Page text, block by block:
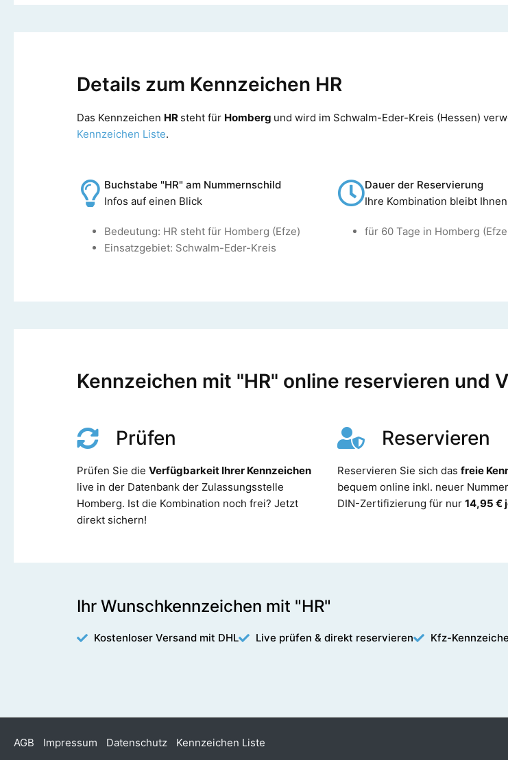
Details zum Kennzeichen HR
Das Kennzeichen HR steht für Homberg und wird im Schwalm-Eder-Kreis (Hessen)
Kennzeichen Liste.
Buchstabe "HR" am Nummernschild
Infos auf einen Blick
Bedeutung: HR steht für Homberg (Efze)
Einsatzgebiet: Schwalm-Eder-Kreis
Dauer der Reservierung
Ihre Kombination bleibt
für 60 Tage in Homberg
Kennzeichen mit "HR" online reservieren und
Prüfen
Prüfen Sie die Verfügbarkeit Ihrer Kennzeichen
live in der Datenbank der Zulassungsstelle
Homberg. Ist die Kombination noch frei? Jetzt
direkt sichern!
Reservieren
Reservieren Sie sich das freie
bequem online inkl. neuer
DIN-Zertifizierung für nur 14,95 €
Ihr Wunschkennzeichen mit "HR"
Kostenloser Versand mit DHL Live prüfen & direkt reservieren Kfz-
AGB Impressum Datenschutz Kennzeichen Liste